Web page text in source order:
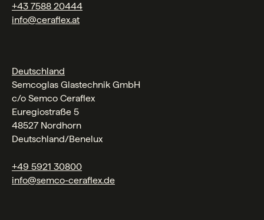
+43 7588 20444
info@ceraflex.at
Deutschland
Semcoglas Glastechnik GmbH
c/o Semco Ceraflex
Euregiostraße 5
48527 Nordhorn
Deutschland/Benelux
+49 5921 30800
info@semco-ceraflex.de